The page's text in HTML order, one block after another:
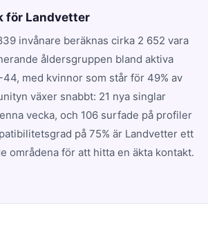
för Landvetter
invånare beräknas cirka 2 652 vara
åldersgruppen bland aktiva
med kvinnor som står för 49% av
växer snabbt: 21 nya singlar
vecka, och 106 surfade på profiler
på 75% är Landvetter ett
områdena för att hitta en äkta kontakt.